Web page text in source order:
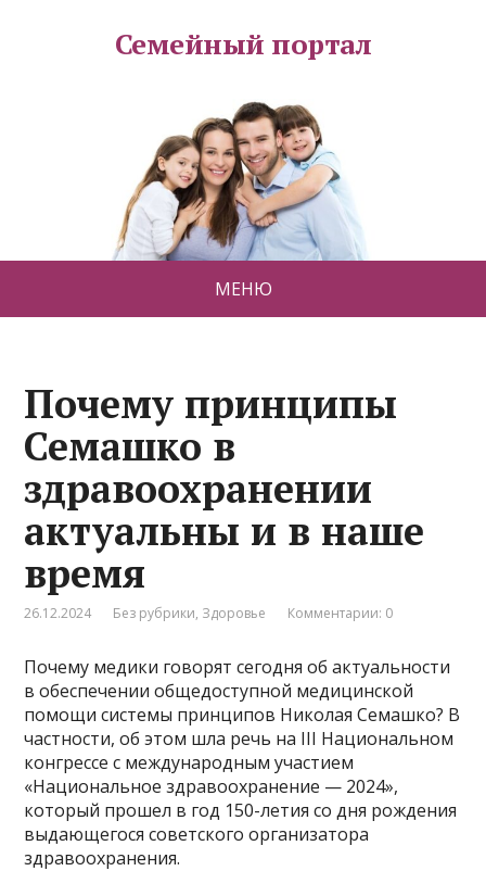
Семейный портал
МЕНЮ
Почему принципы
Семашко в
здравоохранении
актуальны и в наше
время
26.12.2024 Без рубрики, Здоровье Комментарии: 0
Почему медики говорят сегодня об актуальности
в обеспечении общедоступной медицинской
помощи системы принципов Николая Семашко? В
частности, об этом шла речь на III Национальном
конгрессе с международным участием
«Национальное здравоохранение — 2024»,
который прошел в год 150-летия со дня рождения
выдающегося советского организатора
здравоохранения.